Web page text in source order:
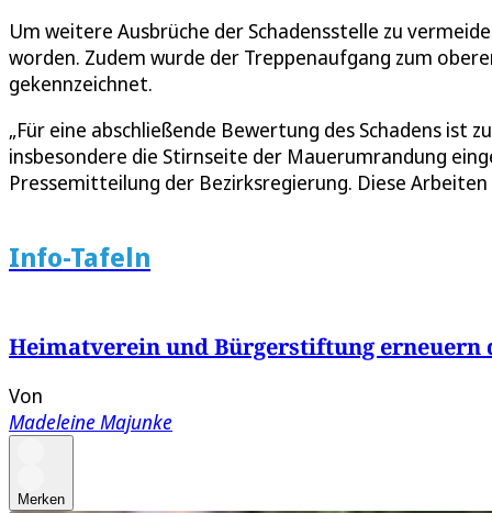
Um weitere Ausbrüche der Schadensstelle zu
worden. Zudem wurde der Treppenaufgang zum
gekennzeichnet.
„Für eine abschließende Bewertung des Schadens
insbesondere die Stirnseite der Mauerumrandung
Pressemitteilung der Bezirksregierung. Diese
Info-Tafeln
Heimatverein und Bürgerstiftung erneuern
Von
Madeleine Majunke
Merken